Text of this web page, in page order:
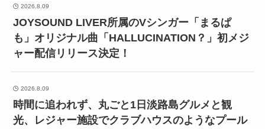
2026.8.09
JOYSOUND LIVER所属のVシンガー「まるぱ
も」オリジナル曲「HALLUCINATION？」初メジ
ャー配信リリース決定！
2026.8.09
時間に追われず、丸ごと1日淡路島グルメと観
光、レジャー施設でクラブハウスのようなプール